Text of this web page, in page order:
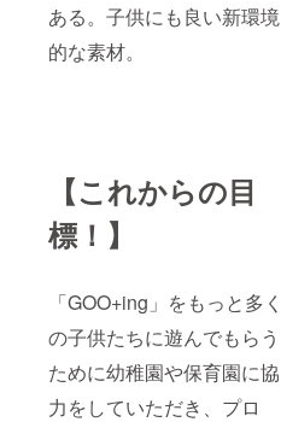
ある。子供にも良い新環境
的な素材。
【これからの目
標！】
「GOO+ing」をもっと多く
の子供たちに遊んでもらう
ために幼稚園や保育園に協
力をしていただき、プロ